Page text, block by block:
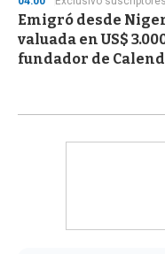
Emigró desde
valuada en US$
fundador de